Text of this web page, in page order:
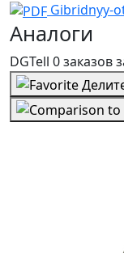
Gibridnyy-
Аналоги
DGTell 0 заказов